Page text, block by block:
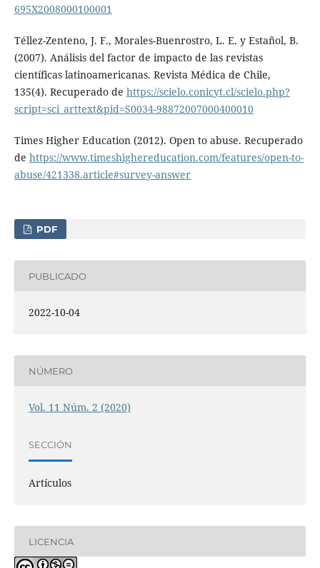
695X2008000100001
Téllez-Zenteno, J. F., Morales-Buenrostro, L. E. y Estañol, B.
(2007). Análisis del factor de impacto de las revistas
científicas latinoamericanas. Revista Médica de Chile,
135(4). Recuperado de https://scielo.conicyt.cl/scielo.php?
script=sci_arttext&pid=S0034-98872007000400010
Times Higher Education (2012). Open to abuse. Recuperado
de https://www.timeshighereducation.com/features/open-to-
abuse/421338.article#survey-answer
PDF
PUBLICADO
2022-10-04
NÚMERO
Vol. 11 Núm. 2 (2020)
SECCIÓN
Artículos
LICENCIA